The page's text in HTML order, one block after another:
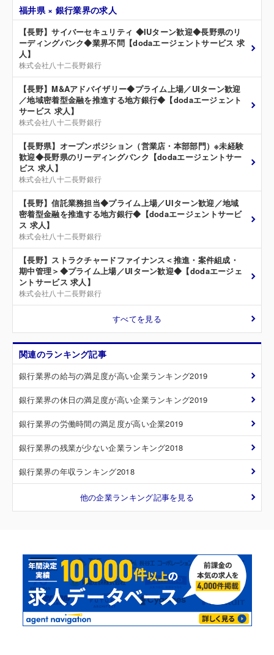
福井県 × 銀行業界の求人
【長野】サイバーセキュリティ ◆IUターン歓迎◆長野県のリ
ーディングバンク◆業界不問【dodaエージェントサービス 求
人】
株式会社八十二長野銀行
【長野】M&Aアドバイザリー◆プライム上場／UIターン歓迎
／地域密着型金融を推進する地方銀行◆【dodaエージェント
サービス 求人】
株式会社八十二長野銀行
【長野県】オープンポジション（営業店・本部部門）※未経験
歓迎◆長野県のリーディングバンク【dodaエージェントサー
ビス 求人】
株式会社八十二長野銀行
【長野】信託業務担当◆プライム上場／UIターン歓迎／地域
密着型金融を推進する地方銀行◆【dodaエージェントサービ
ス 求人】
株式会社八十二長野銀行
【長野】ストラクチャードファイナンス＜推進・案件組成・
期中管理＞◆プライム上場／UIターン歓迎◆【dodaエージェ
ントサービス 求人】
株式会社八十二長野銀行
すべてを見る
関連のランキング記事
銀行業界の給与の満足度が高い企業ランキング2019
銀行業界の休日の満足度が高い企業ランキング2019
銀行業界の労働時間の満足度が高い企業2019
銀行業界の残業が少ない企業ランキング2018
銀行業界の年収ランキング2018
他の企業ランキング記事を見る